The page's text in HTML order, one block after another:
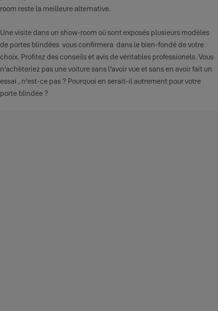
room reste la meilleure alternative.
Une visite dans un show-room où sont exposés plusieurs modèles
de portes blindées vous confirmera dans le bien-fondé de votre
choix. Profitez des conseils et avis de véritables professionels. Vous
n’achèteriez pas une voiture sans l’avoir vue et sans en avoir fait un
essai , n’est-ce pas ? Pourquoi en serait-il autrement pour votre
porte blindée ?